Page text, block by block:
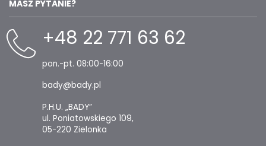
MASZ PYTANIE?
+48 22 771 63 62
pon.-pt. 08:00-16:00
bady@bady.pl
P.H.U. „BADY”
ul. Poniatowskiego 109,
05-220 Zielonka